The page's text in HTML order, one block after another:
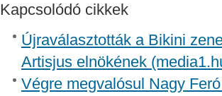
Kapcsolódó cikkek
Újraválasztották a Bikini
Artisjus elnökének
Végre megvalósul Nagy